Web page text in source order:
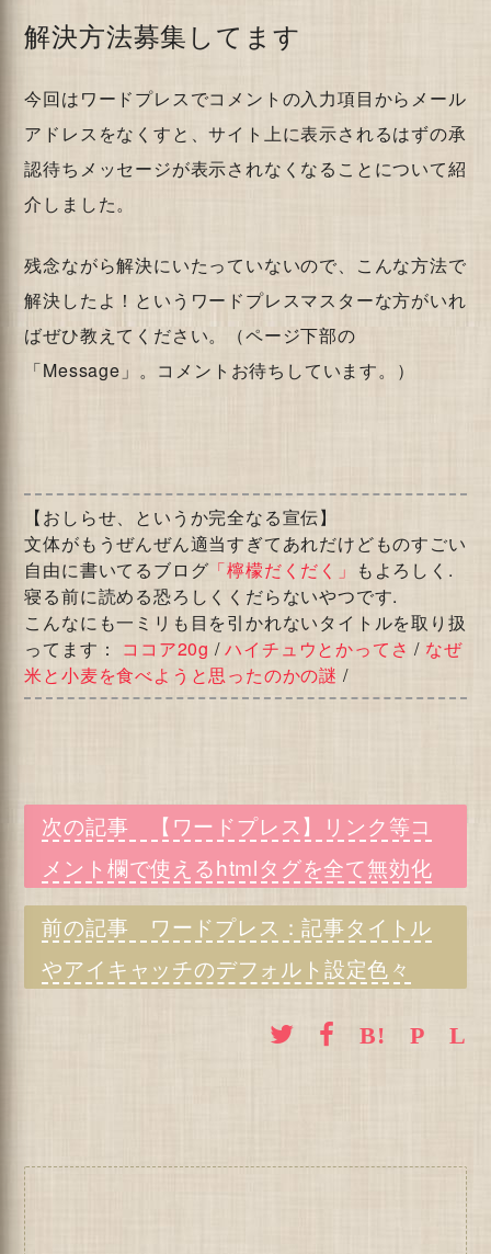
解決方法募集してます
今回はワードプレスでコメントの入力項目からメール
アドレスをなくすと、サイト上に表示されるはずの承
認待ちメッセージが表示されなくなることについて紹
介しました。
残念ながら解決にいたっていないので、こんな方法で
解決したよ！というワードプレスマスターな方がいれ
ばぜひ教えてください。（ページ下部の
「Message」。コメントお待ちしています。）
【おしらせ、というか完全なる宣伝】
文体がもうぜんぜん適当すぎてあれだけどものすごい
自由に書いてるブログ 「檸檬だくだく」 もよろしく.
寝る前に読める恐ろしくくだらないやつです.
こんなにも一ミリも目を引かれないタイトルを取り扱
ってます： ココア20g /ハイチュウとかってさ / なぜ
米と小麦を食べようと思ったのかの謎 /
【ワードプレス】リンク等コ
メント欄で使えるhtmlタグを全て無効化
ワードプレス：記事タイトル
やアイキャッチのデフォルト設定色々